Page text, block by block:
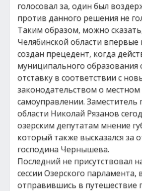
голосовал за, один был
против данного решения не
Таким образом, можно
Челябинской области впервые
создан прецедент, когда
муниципального образования
отставку в соответствии с
законодательством о местном
самоуправлении. Заместитель
области Николай Рязанов
озерским депутатам мнение
который также высказался за
господина Чернышева.
Последний не присутствовал
сессии Озерского парламента,
отправившись в путешествие